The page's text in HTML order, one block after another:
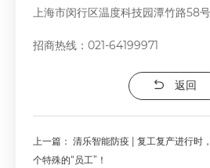
上海市闵行区温度科技园潭竹路58
招商热线：021-64199971
返回
上一篇：清乐智能防疫 | 复工复产进行时
个特殊的“员工”！